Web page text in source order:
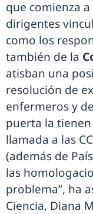
que comienza
dirigentes
como los
también de la
atisban una
resolución de
enfermeros y
puerta la
llamada a las
(además de
las
problema”, ha
Ciencia, Diana